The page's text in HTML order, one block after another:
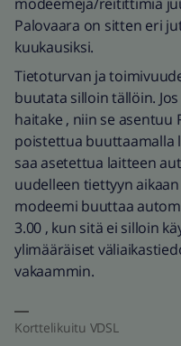
Palovaara on sitten eri
kuukausiksi.
Tietoturvan ja
buutata silloin tällöin.
haitake , niin se asentuu
poistettua buuttaamalla
saa asetettua laitteen
uudelleen tiettyyn
modeemi buuttaa
3.00 , kun sitä ei silloin
ylimääräiset
vakaammin.
Korttelikuitu VDSL